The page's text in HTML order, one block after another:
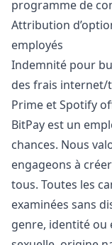
programme de
Attribution
employés
Indemnité pour
des frais internet/
Prime et Spotify
BitPay est un
chances. Nous
engageons à
tous. Toutes les
examinées sans
genre, identité ou